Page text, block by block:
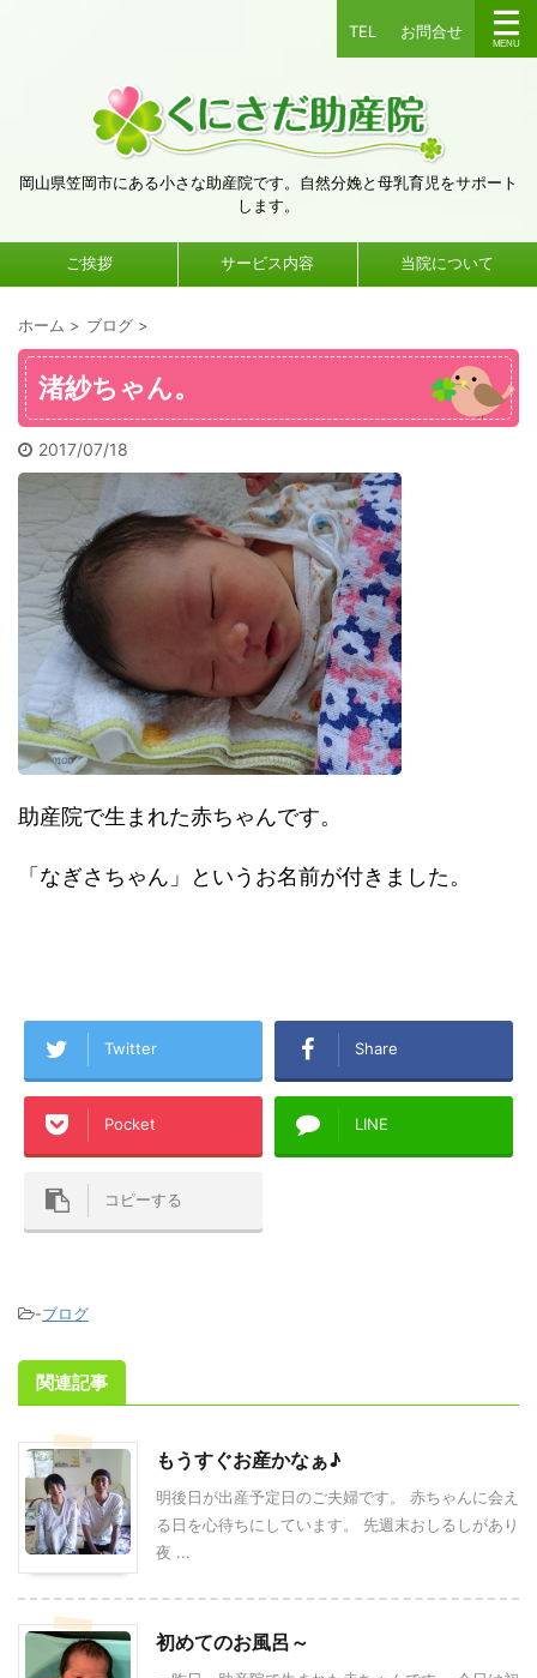
TEL お問合せ
岡山県笠岡市にある小さな助産院です。自然分娩と母乳育児をサポート
します。
ご挨拶 サービス内容 当院について
ホーム > ブログ >
渚紗ちゃん。
2017/07/18
助産院で生まれた赤ちゃんです。
「なぎさちゃん」というお名前が付きました。
Twitter Share
Pocket LINE
コピーする
-ブログ
関連記事
もうすぐお産かなぁ♪
明後日が出産予定日のご夫婦です。 赤ちゃんに会え
る日を心待ちにしています。 先週末おしるしがあり
夜 ...
初めてのお風呂～